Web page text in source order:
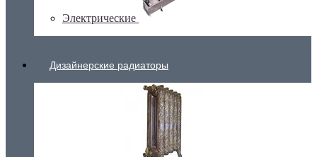
Электрические
Дизайнерские радиаторы